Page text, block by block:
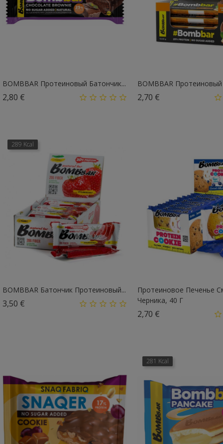
BOMBBAR Протеиновый Батончик...
2,80 €
BOMBBAR Протеиновый
2,70 €Цена
289 Kcal
BOMBBAR Батончик Протеиновый...
3,50 €
Протеиновое Печенье
Черника, 40 Г
2,70 €Цена
281 Kcal